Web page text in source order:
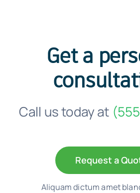
Get a
Call us today at
Request a
Aliquam dictum amet